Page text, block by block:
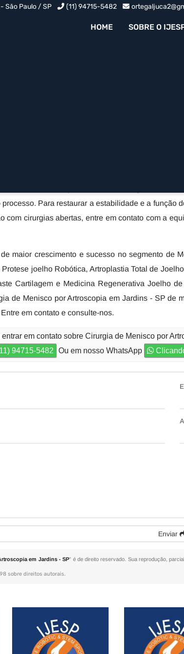
São Paulo / SP (11) 94715-5482
HOME SOBRE O
por Artroscopia
em Jardins - SP é necessária quando
nesse procedimento cirúrgico e
Para restaurar a estabilidade e a função
com cirurgias abertas, entre em contato com a
maior crescimento e sucesso no segmento de
joelho Robótica, Artroplastia Total de
Cartilagem e Medicina Regenerativa Joelho
de Menisco por Artroscopia em Jardins - SP de
em contato e consulte-nos.
em contato sobre Cirurgia de Menisco por
94715-5482 Ou em nosso WhatsApp
Enviar
em Jardins - SP" é de direito reservado. Sua reprodução,
sobre direitos autorais.